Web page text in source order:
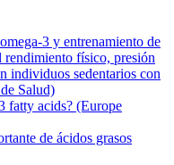
3 y entrenamiento de
rendimiento físico, presión
individuos sedentarios con
Salud)
fatty acids? (Europe
de ácidos grasos